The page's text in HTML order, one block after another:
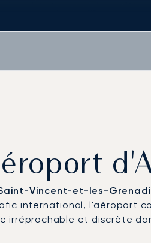
Vincent-et-les-
international, l'aéroport
irréprochable et discrète